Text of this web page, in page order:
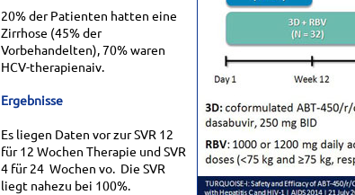
20% der Patienten hatten eine
Zirrhose (45% der
Vorbehandelten), 70% waren
HCV-therapienaiv.
Ergebnisse
Es liegen Daten vor zur SVR 12
für 12 Wochen Therapie und SVR
4 für 24 Wochen vo. Die SVR
liegt nahezu bei 100%.